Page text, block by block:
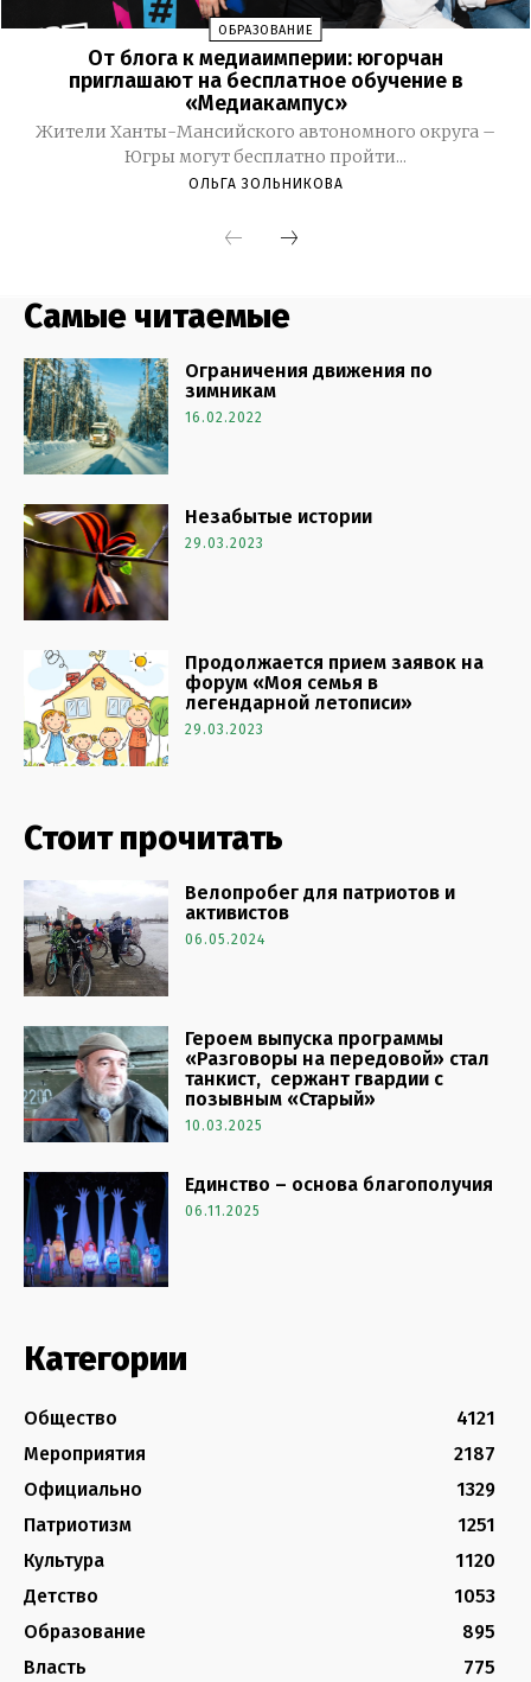
Самые читаемые
Ограничения движения по
зимникам
16.02.2022
Незабытые истории
29.03.2023
Продолжается прием заявок на
форум «Моя семья в
легендарной летописи»
29.03.2023
Стоит прочитать
Велопробег для патриотов и
активистов
06.05.2024
Героем выпуска программы
«Разговоры на передовой» стал
танкист, сержант гвардии с
позывным «Старый»
10.03.2025
Единство – основа благополучия
06.11.2025
Категории
Общество
4121
Мероприятия
2187
Официально
1329
Патриотизм
1251
Культура
1120
Детство
1053
Образование
895
Власть
775